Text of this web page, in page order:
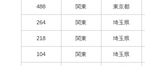
488 関東 東京都
264 関東 埼玉県
218 関東 埼玉県
104 関東 埼玉県